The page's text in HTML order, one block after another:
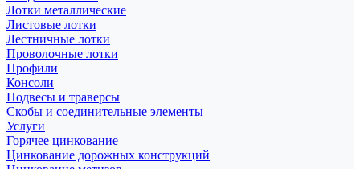
Лотки металлические
Листовые лотки
Лестничные лотки
Проволочные лотки
Профили
Консоли
Подвесы и траверсы
Скобы и соединительные элементы
Услуги
Горячее цинкование
Цинкование дорожных конструкций